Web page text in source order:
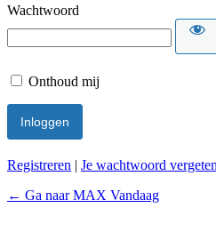
Wachtwoord
Onthoud mij
Registreren | Je wachtwoord
← Ga naar MAX Vandaag